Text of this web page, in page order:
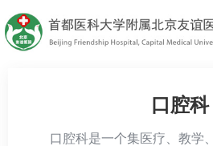
口腔科
口腔科是一个集医疗、教学